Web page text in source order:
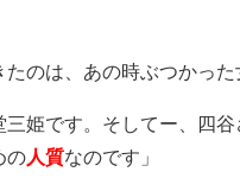
たのは、あの時ぶつかった
三姫です。そしてー、四谷
の人質なのです」